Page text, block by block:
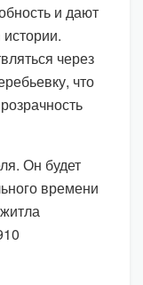
и дают
через
что
Он будет
времени